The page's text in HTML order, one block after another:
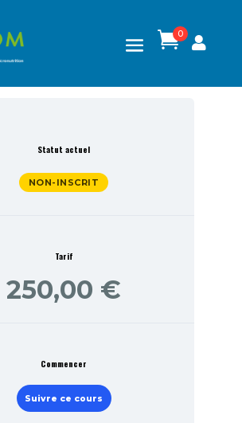
0

Statut actuel
NON-INSCRIT
Tarif
250,00 €
Commencer
Suivre ce cours